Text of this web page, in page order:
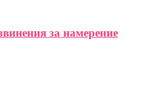
за намерение